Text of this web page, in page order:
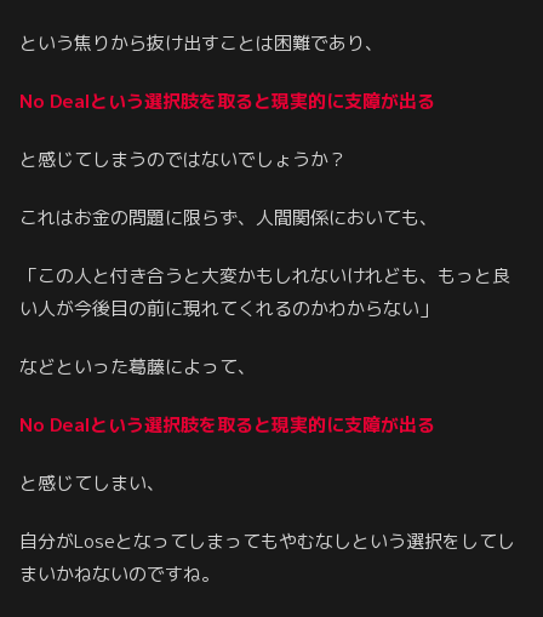
という焦りから抜け出すことは困難であり、
No Dealという選択肢を取ると現実的に支障が出る
と感じてしまうのではないでしょうか？
これはお金の問題に限らず、人間関係においても、
「この人と付き合うと大変かもしれないけれども、もっと良
い人が今後目の前に現れてくれるのかわからない」
などといった葛藤によって、
No Dealという選択肢を取ると現実的に支障が出る
と感じてしまい、
自分がLoseとなってしまってもやむなしという選択をしてし
まいかねないのですね。